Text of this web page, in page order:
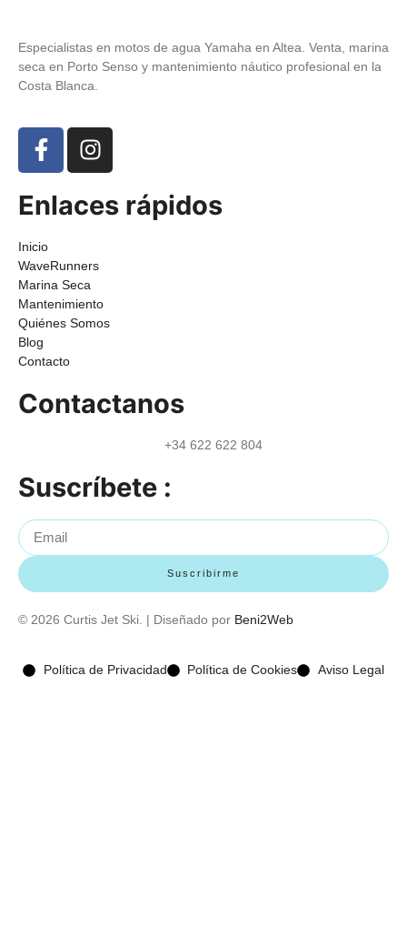
Especialistas en motos de agua Yamaha en Altea. Venta, marina
seca en Porto Senso y mantenimiento náutico profesional en la
Costa Blanca.
Enlaces rápidos
Inicio
WaveRunners
Marina Seca
Mantenimiento
Quiénes Somos
Blog
Contacto
Contactanos
+34 622 622 804
Suscríbete :
Suscribirme
© 2026 Curtis Jet Ski. | Diseñado por Beni2Web
Política de Privacidad Política de Cookies Aviso Legal